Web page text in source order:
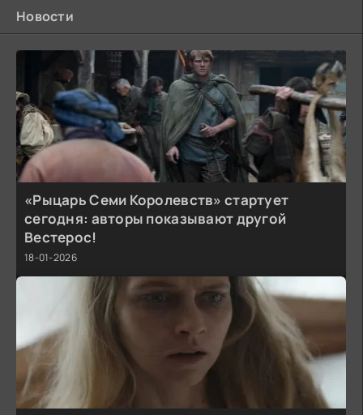
Новости
«Рыцарь Семи Королевств» стартует
сегодня: авторы показывают другой
Вестерос!
18-01-2026